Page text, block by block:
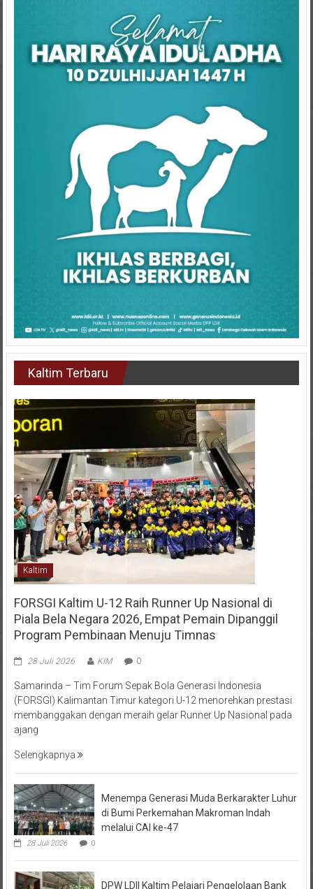
Kaltim Terbaru
Kaltim
FORSGI Kaltim U-12 Raih Runner Up Nasional di
Piala Bela Negara 2026, Empat Pemain Dipanggil
Program Pembinaan Menuju Timnas
28 Juli 2026 KIM 0
Samarinda – Tim Forum Sepak Bola Generasi Indonesia
(FORSGI) Kalimantan Timur kategori U-12 menorehkan prestasi
membanggakan dengan meraih gelar Runner Up Nasional pada
ajang
Selengkapnya
Menempa Generasi Muda Berkarakter Luhur
di Bumi Perkemahan Makroman Indah
melalui CAI ke-47
28 Juli 2026 0
DPW LDII Kaltim Pelajari Pengelolaan Bank